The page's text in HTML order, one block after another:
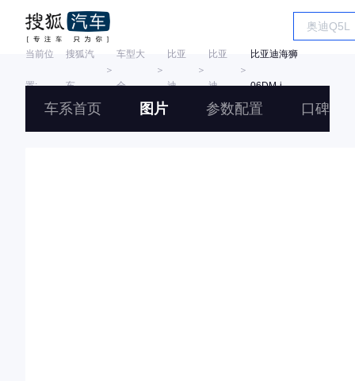
当前位
置:
搜狐汽
车
＞
车型大
全
＞
比亚
迪
＞
比亚
迪
＞
比亚迪海狮
06DM-i
车系首页 图片 参数配置 口碑